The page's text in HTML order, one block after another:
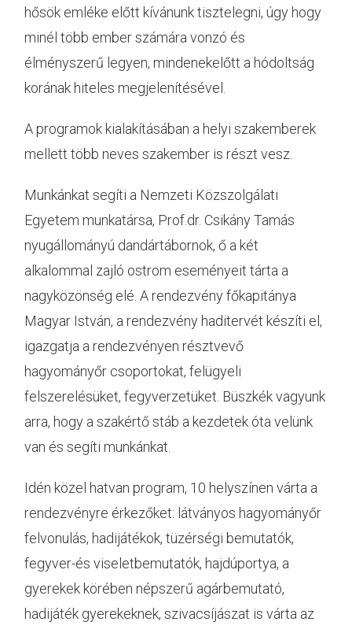
hősök emléke előtt kívánunk tisztelegni, úgy hogy
minél több ember számára vonzó és
élményszerű legyen, mindenekelőtt a hódoltság
korának hiteles megjelenítésével.
A programok kialakításában a helyi szakemberek
mellett több neves szakember is részt vesz.
Munkánkat segíti a Nemzeti Közszolgálati
Egyetem munkatársa, Prof.dr. Csikány Tamás
nyugállományú dandártábornok, ő a két
alkalommal zajló ostrom eseményeit tárta a
nagyközönség elé. A rendezvény főkapitánya
Magyar István, a rendezvény haditervét készíti el,
igazgatja a rendezvényen résztvevő
hagyományőr csoportokat, felügyeli
felszerelésüket, fegyverzetüket. Büszkék vagyunk
arra, hogy a szakértő stáb a kezdetek óta velünk
van és segíti munkánkat.
Idén közel hatvan program, 10 helyszínen várta a
rendezvényre érkezőket: látványos hagyományőr
felvonulás, hadijátékok, tüzérségi bemutatók,
fegyver-és viseletbemutatók, hajdúportya, a
gyerekek körében népszerű agárbemutató,
hadijáték gyerekeknek, szivacsíjászat is várta az